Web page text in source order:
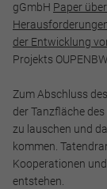
gGmbH Paper
der Entwicklung
Projekts
Zum Abschluss
der Tanzfläche
zu lauschen und
kommen.
Kooperationen
entstehen.
Impressum